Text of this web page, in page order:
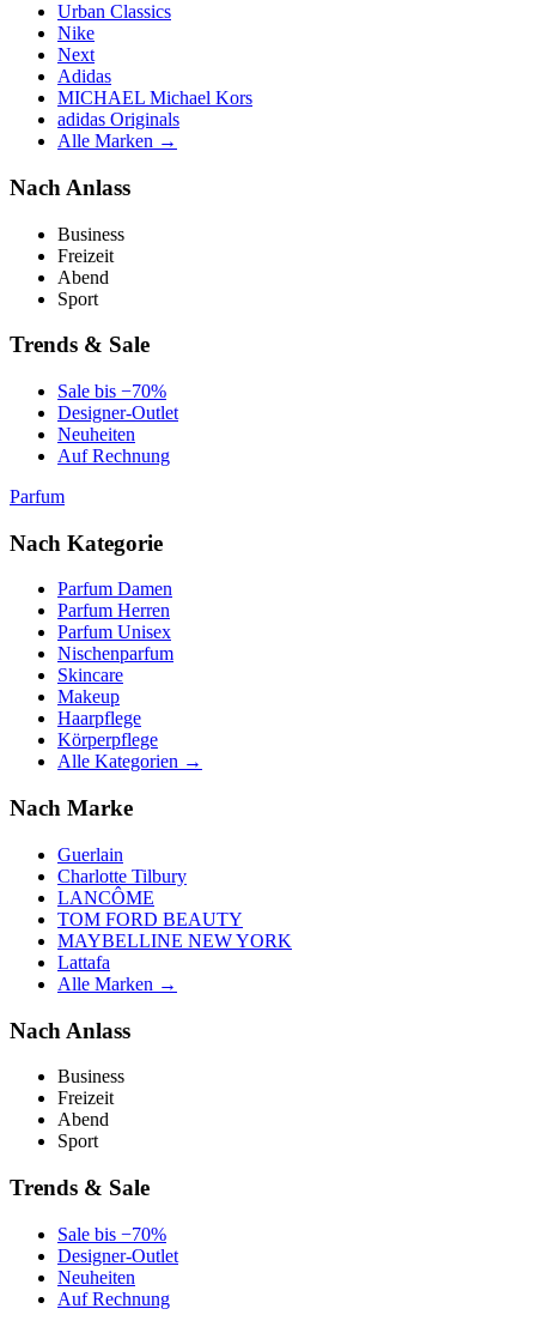
Urban Classics
Nike
Next
Adidas
MICHAEL Michael Kors
adidas Originals
Alle Marken →
Nach Anlass
Business
Freizeit
Abend
Sport
Trends & Sale
Sale bis −70%
Designer-Outlet
Neuheiten
Auf Rechnung
Parfum
Nach Kategorie
Parfum Damen
Parfum Herren
Parfum Unisex
Nischenparfum
Skincare
Makeup
Haarpflege
Körperpflege
Alle Kategorien →
Nach Marke
Guerlain
Charlotte Tilbury
LANCÔME
TOM FORD BEAUTY
MAYBELLINE NEW YORK
Lattafa
Alle Marken →
Nach Anlass
Business
Freizeit
Abend
Sport
Trends & Sale
Sale bis −70%
Designer-Outlet
Neuheiten
Auf Rechnung